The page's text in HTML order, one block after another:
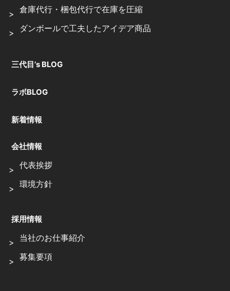
倉庫代行・梱包代行で在庫を圧縮
ダンボールで工夫したアイデア商品
三代目’s BLOG
ラボBLOG
新着情報
会社情報
代表挨拶
環境方針
採用情報
当社のお仕事紹介
募集要項